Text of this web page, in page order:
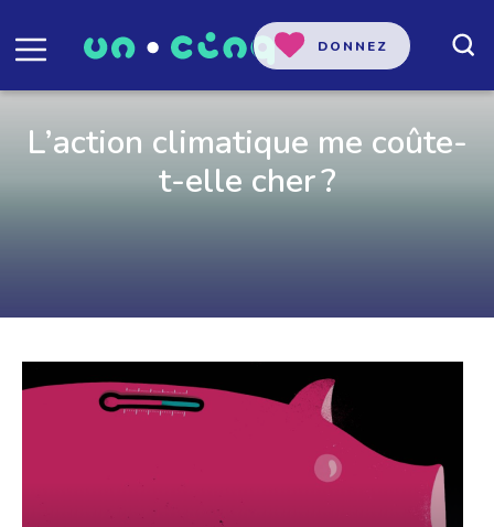
DONNEZ
L’action climatique me coûte-
t-elle cher ?